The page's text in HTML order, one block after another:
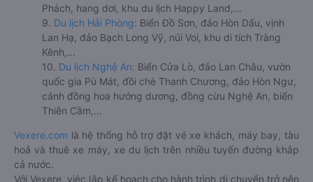
Phách, hang dơi, khu du lịch Happy Land,...
9. Du lịch Hải Phòng: Biển Đồ Sơn, đảo Hòn Dấu, vịnh
Lan Hạ, đảo Bạch Long Vỹ, núi Voi, khu di tích Tràng
Kênh,...
10. Du lịch Nghệ An: Biển Cửa Lò, đảo Lan Châu, vườn
quốc gia Pù Mát, đồi chè Thanh Chương, đảo Hòn Ngư,
cánh đồng hoa hướng dương, đồng cừu Nghệ An, biển
Thiên Cầm,...
Vexere.com là hệ thống hỗ trợ đặt vé xe khách, máy bay, tàu
hoả và thuê xe máy, xe du lịch trên nhiều tuyến đường khắp
cả nước.
Với Vexere, việc lập kế hoạch cho hành trình di chuyển trở nên